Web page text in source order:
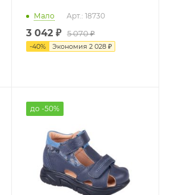
Мало Арт.: 18730
3 042 ₽ 5 070 ₽
-40% Экономия 2 028 ₽
до -50%